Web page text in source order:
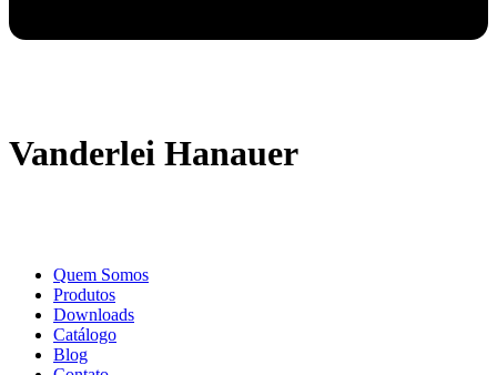
Vanderlei Hanauer
Quem Somos
Produtos
Downloads
Catálogo
Blog